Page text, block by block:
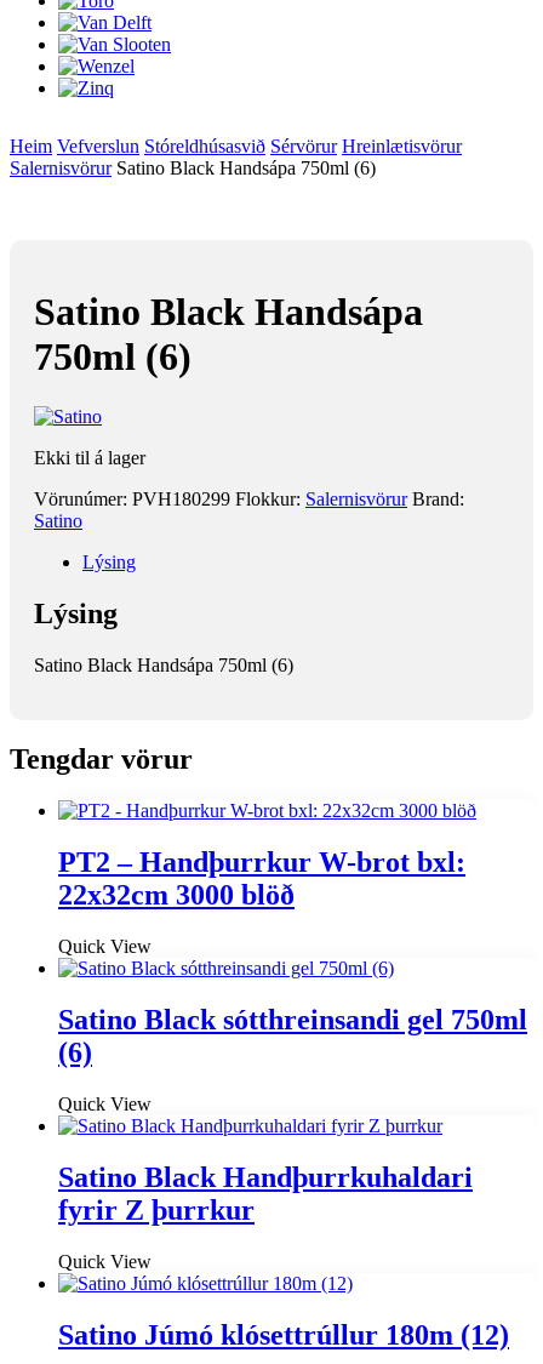
Heim Vefverslun Stóreldhúsasvið Sérvörur Hreinlætisvörur
Salernisvörur Satino Black Handsápa 750ml (6)
Satino Black Handsápa
750ml (6)
Ekki til á lager
Vörunúmer: PVH180299 Flokkur: Salernisvörur Brand:
Satino
Lýsing
Lýsing
Satino Black Handsápa 750ml (6)
Tengdar vörur
PT2 – Handþurrkur W-brot bxl:
22x32cm 3000 blöð
Quick View
Satino Black sótthreinsandi gel 750ml
(6)
Quick View
Satino Black Handþurrkuhaldari
fyrir Z þurrkur
Quick View
Satino Júmó klósettrúllur 180m (12)